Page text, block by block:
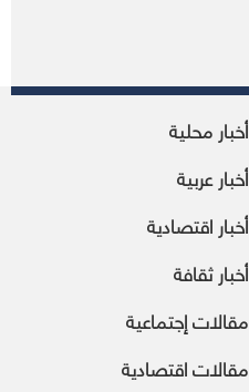
أخبار محلية
أخبار عربية
أخبار اقتصادية
أخبار ثقافة
مقالات إجتماعية
مقالات اقتصادية